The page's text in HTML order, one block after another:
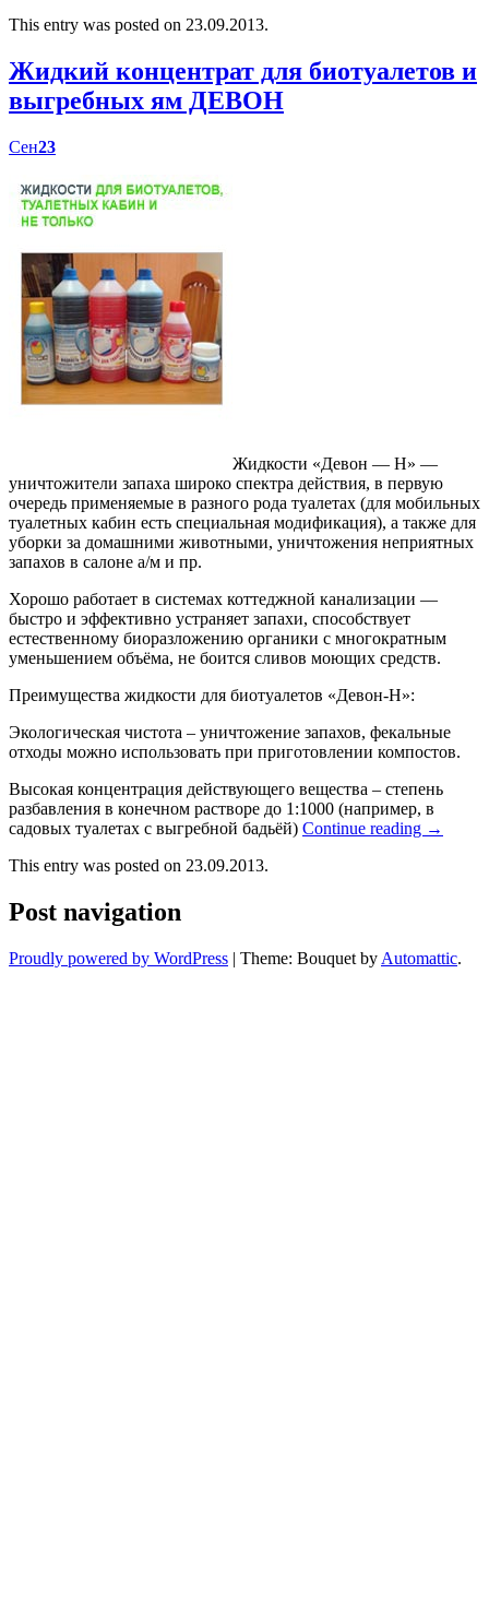
This entry was posted on 23.09.2013.
Жидкий концентрат для биотуалетов и
выгребных ям ДЕВОН
Сен23
Жидкости «Девон — Н» —
уничтожители запаха широко спектра действия, в первую
очередь применяемые в разного рода туалетах (для мобильных
туалетных кабин есть специальная модификация), а также для
уборки за домашними животными, уничтожения неприятных
запахов в салоне а/м и пр.
Хорошо работает в системах коттеджной канализации —
быстро и эффективно устраняет запахи, способствует
естественному биоразложению органики с многократным
уменьшением объёма, не боится сливов моющих средств.
Преимущества жидкости для биотуалетов «Девон-Н»:
Экологическая чистота – уничтожение запахов, фекальные
отходы можно использовать при приготовлении компостов.
Высокая концентрация действующего вещества – степень
разбавления в конечном растворе до 1:1000 (например, в
садовых туалетах с выгребной бадьёй) Continue reading →
This entry was posted on 23.09.2013.
Post navigation
Proudly powered by WordPress | Theme: Bouquet by Automattic.